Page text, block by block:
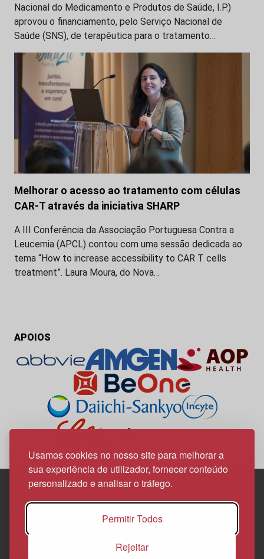
Usamos cookies no nosso site para melhorar a
sua experiência de utilizador, fornecer conteúdo
personalizado e analisar o tráfego.
Permitir Todos
Rejeitar
Nacional do Medicamento e Produtos de Saúde, I.P.)
aprovou o financiamento, pelo Serviço Nacional de
Saúde (SNS), de terapêutica para o tratamento…
Melhorar o acesso ao tratamento com células
CAR-T através da iniciativa SHARP
A III Conferência da Associação Portuguesa Contra a
Leucemia (APCL) contou com uma sessão dedicada ao
tema “How to increase accessibility to CAR T cells
treatment”. Laura Moura, do Nova…
APOIOS
Edif. Lisboa Oriente | Av. Infante D. Henrique, n.º 333H, esc.
1800-282 Lisboa | Portugal